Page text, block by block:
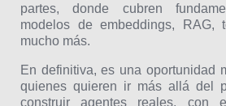
partes, donde cubren
modelos de embeddings, RAG,
mucho más.
En definitiva, es una oportunidad
quienes quieren ir más allá del
construir agentes reales, con